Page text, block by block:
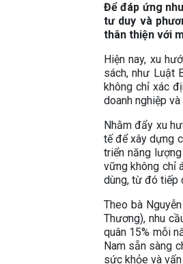
Để đáp ứng
tư duy và
thân thiện với
Hiện nay, xu
sách, như Luật
không chỉ xác
doanh nghiệp
Nhằm đẩy xu
tế để xây dựng
triển năng
vững không chỉ
dùng, từ đó tiếp
Theo bà
Thương), nhu
quân 15% mỗi
Nam sẵn sàng
sức khỏe và